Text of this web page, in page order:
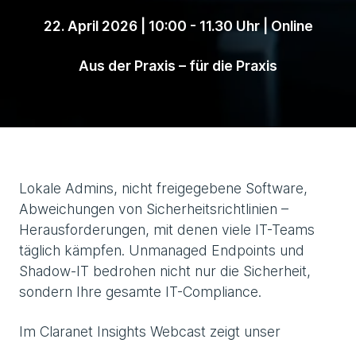
22. April 2026 | 10:00 - 11.30 Uhr | Online
Aus der Praxis – für die Praxis
Lokale Admins, nicht freigegebene Software,
Abweichungen von Sicherheitsrichtlinien –
Herausforderungen, mit denen viele IT-Teams
täglich kämpfen. Unmanaged Endpoints und
Shadow-IT bedrohen nicht nur die Sicherheit,
sondern Ihre gesamte IT-Compliance.
Im Claranet Insights Webcast zeigt unser